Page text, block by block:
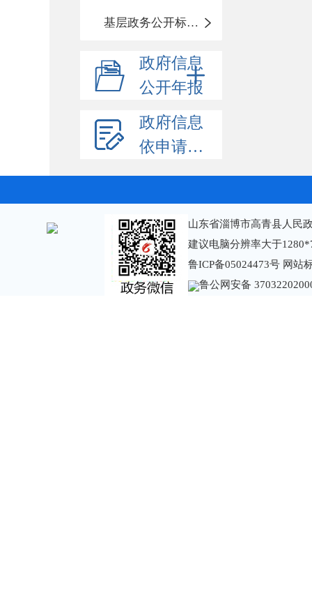
基层政务公开标准化规范化
政府信息
公开年报
政府信息
依申请公开
山东省淄博市高青县人民
建议电脑分辨率大于
鲁ICP备05024473号 网站
鲁公网安备